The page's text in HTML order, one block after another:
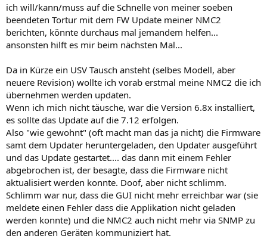
ich will/kann/muss auf die Schnelle von meiner soeben
beendeten Tortur mit dem FW Update meiner NMC2
berichten, könnte durchaus mal jemandem helfen...
ansonsten hilft es mir beim nächsten Mal...
Da in Kürze ein USV Tausch ansteht (selbes Modell, aber
neuere Revision) wollte ich vorab erstmal meine NMC2 die ich
übernehmen werden updaten.
Wenn ich mich nicht täusche, war die Version 6.8x installiert,
es sollte das Update auf die 7.12 erfolgen.
Also "wie gewohnt" (oft macht man das ja nicht) die Firmware
samt dem Updater heruntergeladen, den Updater ausgeführt
und das Update gestartet.... das dann mit einem Fehler
abgebrochen ist, der besagte, dass die Firmware nicht
aktualisiert werden konnte. Doof, aber nicht schlimm.
Schlimm war nur, dass die GUI nicht mehr erreichbar war (sie
meldete einen Fehler dass die Applikation nicht geladen
werden konnte) und die NMC2 auch nicht mehr via SNMP zu
den anderen Geräten kommuniziert hat.